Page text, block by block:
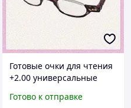
Готовые очки для чтения
+2.00 универсальные
25650KT5B0
Готово к отправке